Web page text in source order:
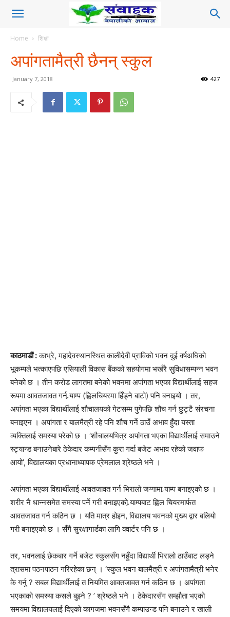
Home शिक्षा
अपांगतामैत्री छैनन् स्कुल
January 7, 2018 427
काठमाडौं :काभ्रे, महादेवस्थानस्थित कालीदेवी प्राविको भवन दुई वर्षअघिको
भूकम्पले भत्काएपछि एसियाली विकास बैंकको सहयोगमा भर्खरै सुविधासम्पन्न भवन
बनेको छ । तीन करोड लागतमा बनेको भवनमा अपांगता भएका विद्यार्थीलाई सहज
रूपमा आवतजावत गर्न र्‍याम्प (ह्विलचियरमा हिँड्ने बाटो) पनि बनाइयो । तर,
अपांगता भएका विद्यार्थीलाई शौचालयको गेटसम्म पुगेपछि शौच गर्न छुट्टै संरचना
बनाइएन । अपांगता र बालमैत्री रहे पनि शौच गर्ने ठाउँ अभाव हुँदा यस्ता
व्यक्तिलाई समस्या परेको छ । ‘शौचालयभित्र अपांगता भएका विद्यार्थीलाई समाउने
स्ट्यान्ड बनाउनेबारे ठेकेदार कम्पनीसँग कुरा गर्दा बजेट अभाव रहेको जवाफ
आयो’, विद्यालयका प्रधानाध्यापक प्रेमलाल श्रेष्ठले भने ।
अपांगता भएका विद्यार्थीलाई आवतजावत गर्न भिरालो जग्गामा र्‍याम्प बनाइएको छ ।
शरीर नै धान्नसमेत समस्या पर्ने गरी बनाइएको र्‍याम्पबाट ह्विल चियरमार्फत
आवतजावत गर्न कठिन छ । यति मात्र होइन, विद्यालय भवनको मुख्य द्वार बलियो
गरी बनाइएको छ । सँगै सुरक्षागार्डका लागि क्वार्टर पनि छ ।
तर, भवनलाई छेकबार गर्ने बजेट स्कुलसँग नहुँदा विद्यार्थी भिरालो ठाउँबाट लड्ने
त्रासमा पठनपाठन गरिरहेका छन् । ‘स्कुल भवन बालमैत्री र अपांगतामैत्री भनेर
के गर्नु ? सबल विद्यार्थीलाई त नियमित आवतजावत गर्न कठिन छ । अपांगता
भएकाको समस्या कसले बुझ्ने ? ’ श्रेष्ठले भने । ठेकेदारसँग सम्झौता भएको
समयमा विद्यालयलाई दिएको कागजमा भवनसँगै कम्पाउन्ड पनि बनाउने र खाली